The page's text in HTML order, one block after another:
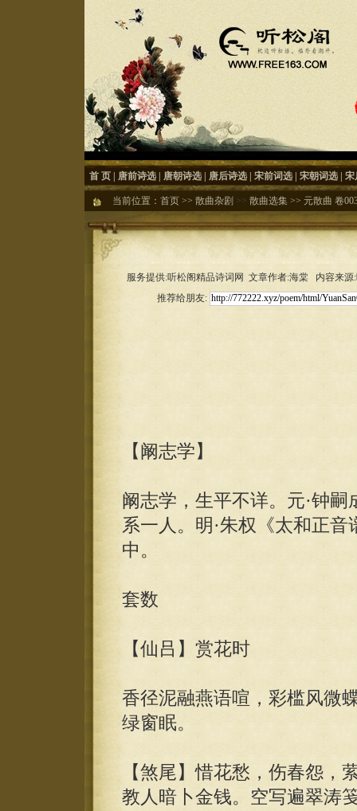
首 页 唐前诗选 唐朝诗选 唐后诗选 宋前词选 宋朝词选 宋
当前位置： 首页 >> 散曲杂剧 >> 散曲选集 >> 元散曲 卷
服务提供:听松阁精品诗词网 文章作者:海棠 内容来
推荐给朋友:
【阚志学】
阚志学，生平不详。元·钟
系一人。明·朱权《太和正
中。
套数
【仙吕】赏花时
香径泥融燕语喧，彩槛风微
绿窗眠。
【煞尾】惜花愁，伤春怨，
教人暗卜金钱。空写遍翠涛